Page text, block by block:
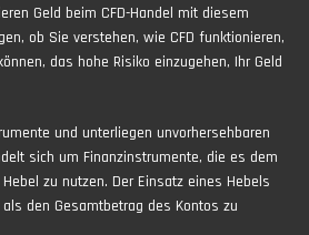
Geld beim CFD-Handel mit diesem
ob Sie verstehen, wie CFD funktionieren,
das hohe Risiko einzugehen, Ihr Geld
und unterliegen unvorhersehbaren
sich um Finanzinstrumente, die es dem
zu nutzen. Der Einsatz eines Hebels
den Gesamtbetrag des Kontos zu